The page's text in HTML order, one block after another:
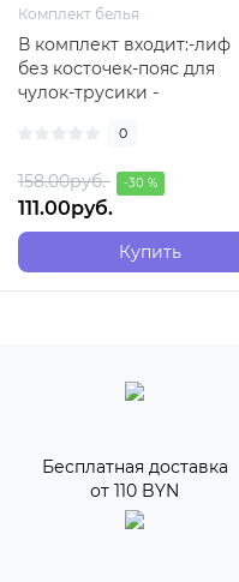
Комплект белья
В комплект входит:-лиф
без косточек-пояс для
чулок-трусики -
фирменную коробку бре..
0
158.00руб. -30 %
111.00руб.
Купить
Бесплатная доставка
от 110 BYN